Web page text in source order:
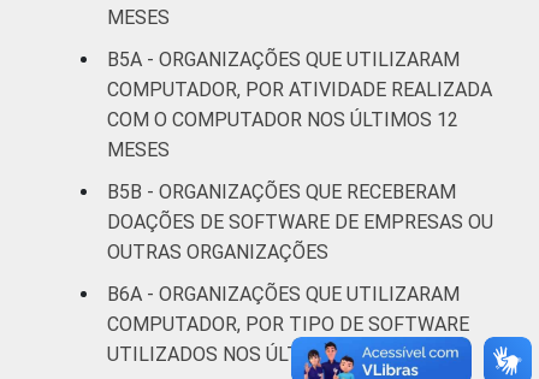
Educação e
pesquisa
48
Desenvolvimento
e defesa de
direitos
47
Religião 30
Saúde e
MESES
B5A - ORGANIZAÇÕES QUE UTILIZARAM
COMPUTADOR, POR ATIVIDADE REALIZADA
COM O COMPUTADOR NOS ÚLTIMOS 12
MESES
B5B - ORGANIZAÇÕES QUE RECEBERAM
DOAÇÕES DE SOFTWARE DE EMPRESAS OU
OUTRAS ORGANIZAÇÕES
B6A - ORGANIZAÇÕES QUE UTILIZARAM
COMPUTADOR, POR TIPO DE SOFTWARE
UTILIZADOS NOS ÚLTIMOS 12 MESES